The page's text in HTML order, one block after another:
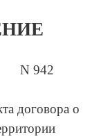
N 942
договора о